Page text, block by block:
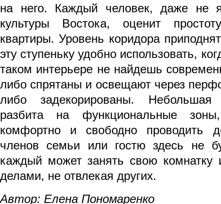
на него. Каждый человек, даже не
культуры Востока, оценит
квартиры. Уровень коридора
эту ступеньку удобно использовать,
таком интерьере не найдешь
либо спрятаны и освещают через
либо задекорированы.
разбита на функциональные
комфортно и свободно проводить
членов семьи или гостю здесь не
каждый может занять свою комнатку
делами, не отвлекая других.
Автор: Елена Пономаренко